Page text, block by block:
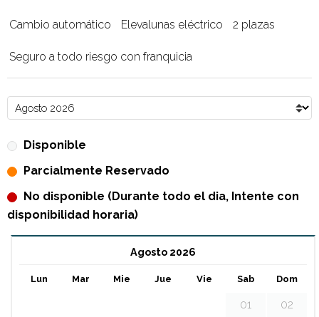
Cambio automático Elevalunas eléctrico 2 plazas
Seguro a todo riesgo con franquicia
Disponible
Parcialmente Reservado
No disponible (Durante todo el dia, Intente con
disponibilidad horaria)
Agosto 2026
Lun Mar Mie Jue Vie Sab Dom
01
02